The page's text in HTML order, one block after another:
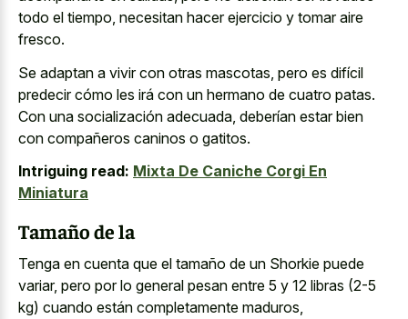
todo el tiempo, necesitan hacer ejercicio y tomar aire
fresco.
Se adaptan a vivir con otras mascotas, pero es difícil
predecir cómo les irá con un hermano de cuatro patas.
Con una socialización adecuada, deberían estar bien
con compañeros caninos o gatitos.
Intriguing read: Mixta De Caniche Corgi En
Miniatura
Tamaño de la
Tenga en cuenta que el tamaño de un Shorkie puede
variar, pero por lo general pesan entre 5 y 12 libras (2-5
kg) cuando están completamente maduros,